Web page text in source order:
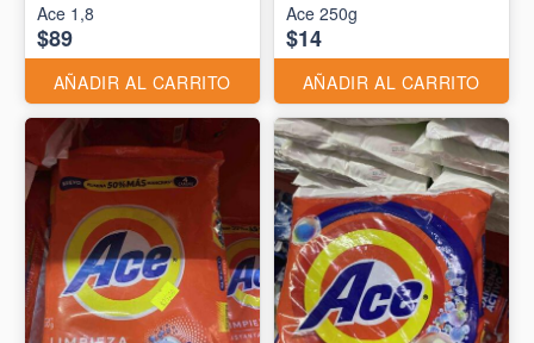
Ace 1,8
$89
AÑADIR AL CARRITO
Ace 250g
$14
AÑADIR AL CARRITO